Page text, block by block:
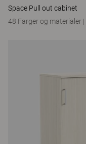
Space Pull out cabinet
48 Farger og materialer |